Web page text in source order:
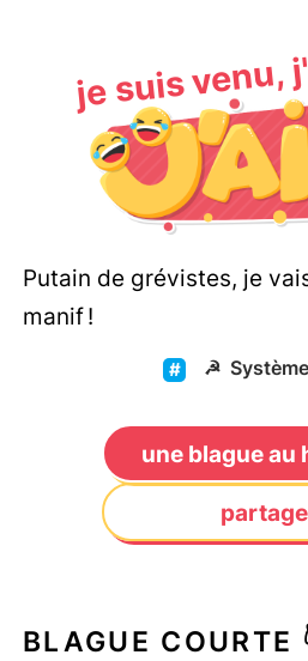
je suis venu,
Putain de grévistes, je
manif !
☭
une blague au
BLAGUE COURTE